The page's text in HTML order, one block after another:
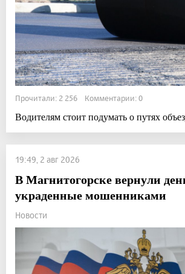
Прочитали: 2 256 Комментарии: 0
Водителям стоит подумать о путях
19:49, 2 авг 2026
В Магнитогорске вернули
украденные мошенниками
Новости